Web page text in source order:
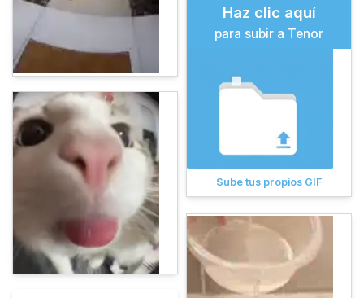
Haz clic aquí
para subir a Tenor
Sube tus propios GIF